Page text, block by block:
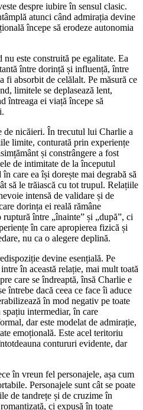
despre iubire în sensul clasic.
atunci când admirația devine
începe să erodeze autonomia
este construită pe egalitate. Ea
între dorință și influență, între
fi absorbit de celălalt. Pe măsură ce
limitele se deplasează lent,
întreaga ei viață începe să
de nicăieri. În trecutul lui Charlie a
limite, conturată prin experiențe
și constrângere a fost
de intimitate de la începutul
care ea își dorește mai degrabă să
să le trăiască cu tot trupul. Relațiile
intensă de validare și de
dorința ei reală rămâne
între „înainte” și „după”, ci
în care apropierea fizică și
nu ca o alegere deplină.
devine esențială. Pe
în această relație, mai mult toată
care se îndreaptă, însă Charlie e
întrebe dacă ceea ce face îi aduce
în mod negativ pe toate
intermediar, în care
dar este modelat de admirație,
emoțională. Este acel teritoriu
contururi evidente, dar
în vreun fel personajele, așa cum
Personajele sunt cât se poate
de tandrețe și de cruzime în
ci expusă în toate